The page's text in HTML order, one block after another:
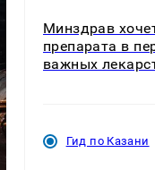
Минздрав
препарата в
важных
Гид по Казани